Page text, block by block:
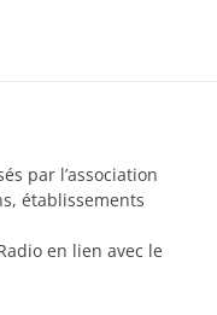
par l’association
établissements
en lien avec le